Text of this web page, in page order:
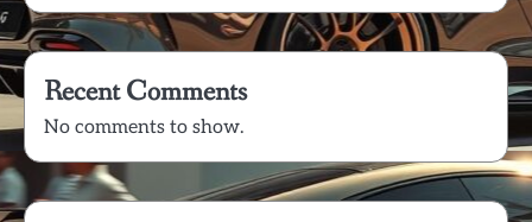
Recent Comments
No comments to show.